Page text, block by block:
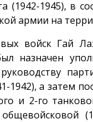
(1942-1945), в
армии на
войск Гай
назначен
1942), а затем
и 2-го